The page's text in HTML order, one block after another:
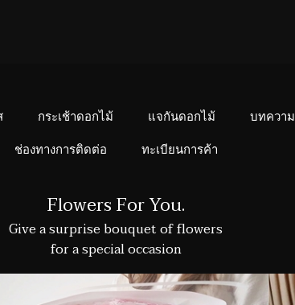
กระเช้าดอกไม้ แจกันดอกไม้ บทความ
ช่องทางการติดต่อ
ทะเบียนการค้า
Flowers For You.
Give a surprise bouquet of flowers
for a special occasion